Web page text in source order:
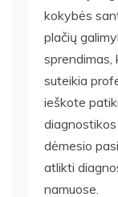
kokybės
plačių
sprendimas,
suteikia
ieškote
dėmesio
atlikti
namuose.